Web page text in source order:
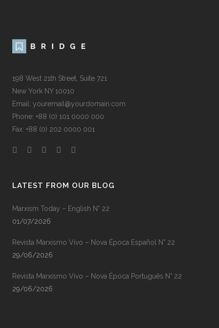
198 West 21th Street, Suite 721
New York NY 10010
Email: youremail@yourdomain.com
Phone: +88 (0) 101 0000 000
Fax: +88 (0) 202 0000 001
LATEST FROM OUR BLOG
Marxism Today – English N° 22
01/07/2026
Revista Marxismo Vivo – Nova Época Español N° 22
29/06/2026
Revista Marxismo Vivo – Nova Época Português N° 22
29/06/2026